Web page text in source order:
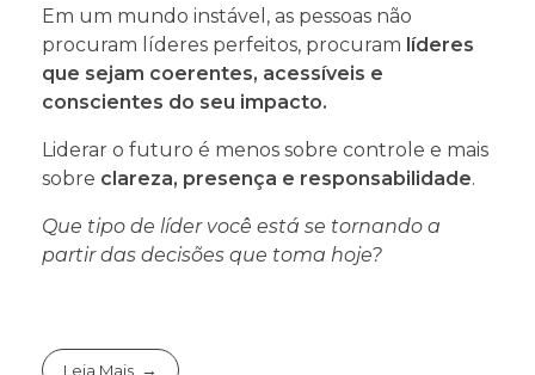
Em um mundo instável, as pessoas não
procuram líderes perfeitos, procuram líderes
que sejam coerentes, acessíveis e
conscientes do seu impacto.
Liderar o futuro é menos sobre controle e mais
sobre clareza, presença e responsabilidade.
Que tipo de líder você está se tornando a
partir das decisões que toma hoje?
Leia Mais